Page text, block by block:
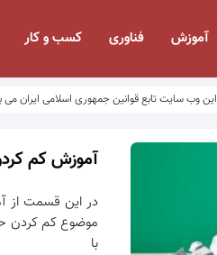
آموزش فناوری کسب و کار
این وب سایت تابع قوانین جمهوری اسلامی ایران
آموزش کم
در این قسمت از
موضوع کم کردن
با